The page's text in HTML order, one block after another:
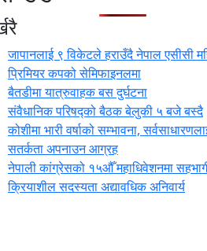
जापानलाई ९ विकेटले हराउँदै नेपाल एसीसी
प्रिमियर कपको सेमिफाइनलमा
बैतडीमा यात्रुवाहक बस दुर्घटना
संवैधानिक परिषद्को बैठक बेलुकी ५ बजे बस्दै
कोशीमा भारी वर्षाको सम्भावना,
सतर्कता अपनाउन आग्रह
नेपाली कांग्रेसको १५औँ महाधिवेशनमा
क्रियाशील सदस्यता अद्यावधिक अनिवार्य